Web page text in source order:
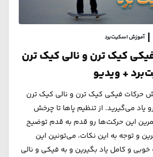
آموزش اسکیت‌برد
کیک ترن و نالی کیک ترن
+ ویدیو
حرکات فیکی کیک ترن و نالی کیک ترن
یاد می‌گیرید. از تنظیم پاها تا چرخش
این حرکت‌ها رو قدم به قدم توضیح
و توجه به این نکات، می‌تونین این
خوبی و کامل یاد بگیرین و به فیکی و نالی